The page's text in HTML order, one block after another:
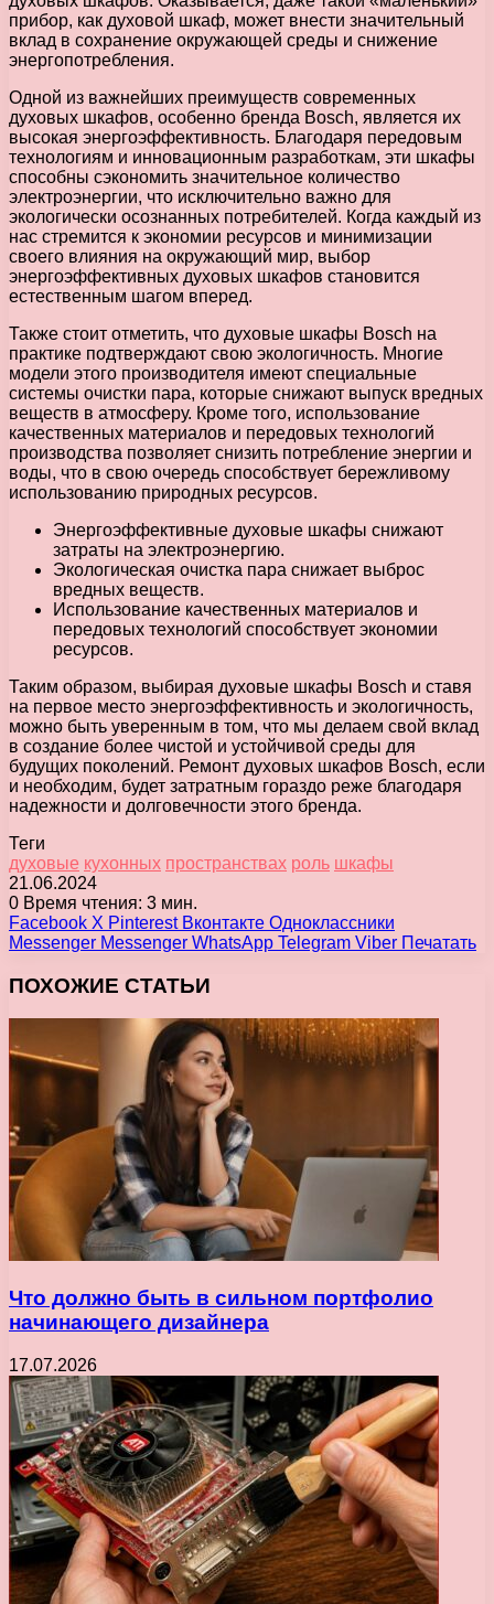
прибор, как духовой шкаф, может внести значительный
вклад в сохранение окружающей среды и снижение
энергопотребления.
Одной из важнейших преимуществ современных
духовых шкафов, особенно бренда Bosch, является их
высокая энергоэффективность. Благодаря передовым
технологиям и инновационным разработкам, эти шкафы
способны сэкономить значительное количество
электроэнергии, что исключительно важно для
экологически осознанных потребителей. Когда каждый из
нас стремится к экономии ресурсов и минимизации
своего влияния на окружающий мир, выбор
энергоэффективных духовых шкафов становится
естественным шагом вперед.
Также стоит отметить, что духовые шкафы Bosch на
практике подтверждают свою экологичность. Многие
модели этого производителя имеют специальные
системы очистки пара, которые снижают выпуск вредных
веществ в атмосферу. Кроме того, использование
качественных материалов и передовых технологий
производства позволяет снизить потребление энергии и
воды, что в свою очередь способствует бережливому
использованию природных ресурсов.
Энергоэффективные духовые шкафы снижают
затраты на электроэнергию.
Экологическая очистка пара снижает выброс
вредных веществ.
Использование качественных материалов и
передовых технологий способствует экономии
ресурсов.
Таким образом, выбирая духовые шкафы Bosch и ставя
на первое место энергоэффективность и экологичность,
можно быть уверенным в том, что мы делаем свой вклад
в создание более чистой и устойчивой среды для
будущих поколений. Ремонт духовых шкафов Bosch, если
и необходим, будет затратным гораздо реже благодаря
надежности и долговечности этого бренда.
Теги
духовые кухонных пространствах роль шкафы
21.06.2024
0 Время чтения: 3 мин.
Facebook X Pinterest Вконтакте Одноклассники
Messenger Messenger WhatsApp Telegram Viber Печатать
ПОХОЖИЕ СТАТЬИ
Что должно быть в сильном портфолио
начинающего дизайнера
17.07.2026